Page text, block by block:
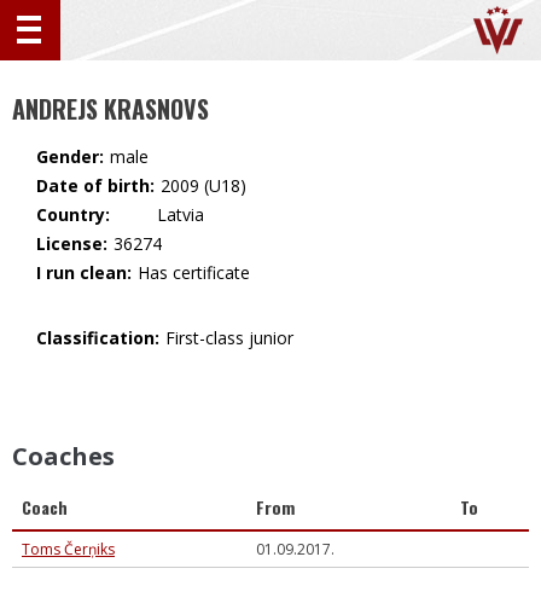
ANDREJS KRASNOVS
Gender: male
Date of birth: 2009 (U18)
Country:
🇱🇻 Latvia
License: 36274
I run clean: Has certificate
Classification: First-class junior
Coaches
Coach From To
Toms Čerņiks 01.09.2017.